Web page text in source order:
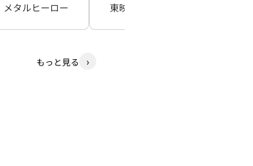
メタルヒーロー 東映TV特撮シリーズ
もっと見る